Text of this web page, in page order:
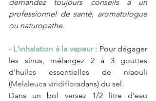
demandez toujours conseils à un
professionnel de santé, aromatologue
ou naturopathe.
- L'inhalation à la vapeur : Pour dégager
les sinus, mélangez 2 à 3 gouttes
d'huiles essentielles de niaouli
(Melaleuca viridifloradans) du sel.
Dans un bol versez 1/2 litre d'eau